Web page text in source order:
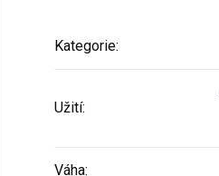
Kategorie:
Užití:
Váha: